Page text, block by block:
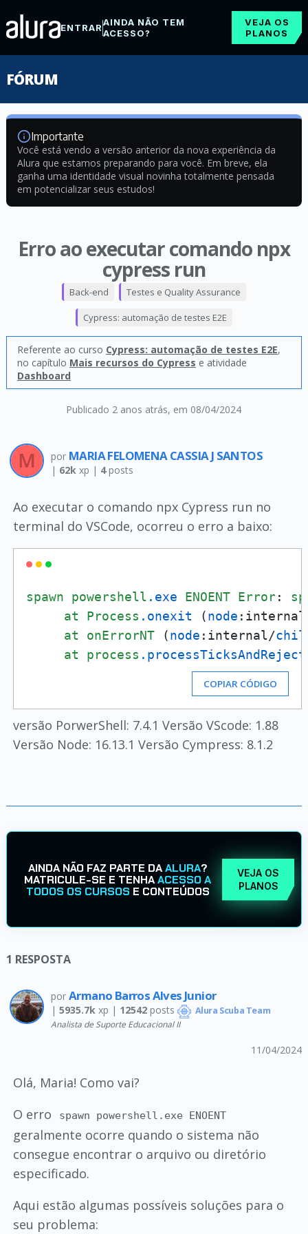
ENTRARAINDA NÃO TEM
ACESSO?
VEJA OS
PLANOS
FÓRUM
Importante
Você está vendo a versão anterior da nova experiência da
Alura que estamos preparando para você. Em breve, ela
ganha uma identidade visual novinha totalmente pensada
em potencializar seus estudos!
Erro ao executar comando npx
cypress run
Publicado 2 anos atrás, em 08/04/2024
Back-end Testes e Quality Assurance
Cypress: automação de testes E2E
Referente ao curso Cypress: automação de testes E2E,
no capítulo Mais recursos do Cypress e atividade
Dashboard
por MARIA FELOMENA CASSIA J SANTOS
| 62kxp | 4posts
Ao executar o comando npx Cypress run no
terminal do VSCode, ocorreu o erro a baixo:
spawn powershell .exe ENOENT Error:
at
Process .onexit (node
at
onErrorNT (node :internal/
at
process
COPIAR CÓDIGO
versão PorwerShell: 7.4.1 Versão VScode: 1.88
Versão Node: 16.13.1 Versão Cympress: 8.1.2
AINDA NÃO FAZ PARTE DAALURA?
MATRICULE-SE E TENHAACESSO A
TODOS OS CURSOS E CONTEÚDOS
VEJA OS
PLANOS
1 RESPOSTA
por Armano Barros Alves Junior
| 5935.7kxp | 12542posts Alura Scuba Team
Analista de Suporte Educacional II
11/04/2024
Olá, Maria! Como vai?
O erro
spawn powershell.exe ENOENT
geralmente ocorre quando o sistema não
consegue encontrar o arquivo ou diretório
especificado.
Aqui estão algumas possíveis soluções para o
seu problema: